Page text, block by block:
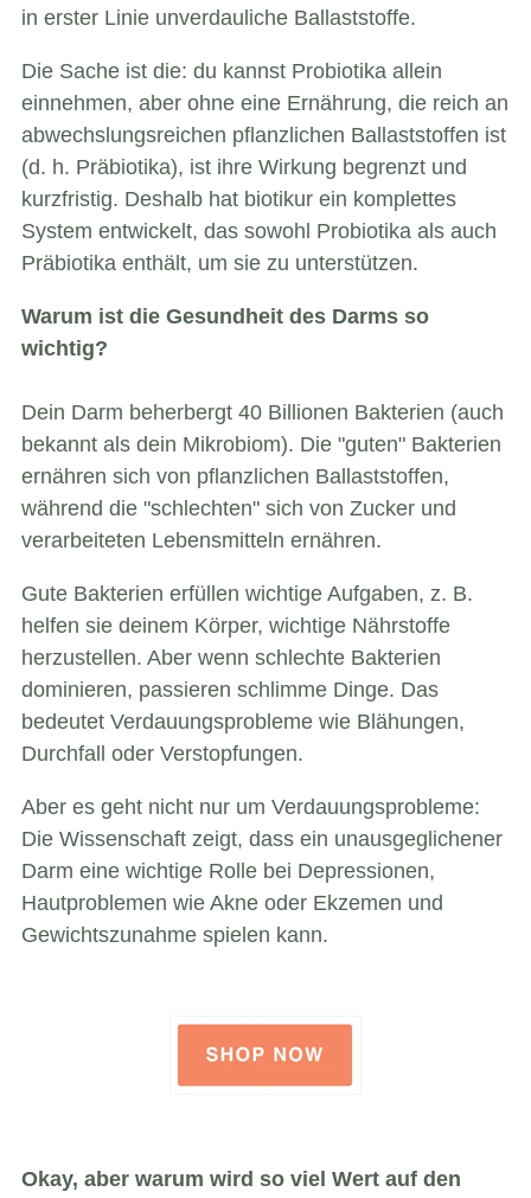
in erster Linie unverdauliche Ballaststoffe.
Die Sache ist die: du kannst Probiotika allein
einnehmen, aber ohne eine Ernährung, die reich an
abwechslungsreichen pflanzlichen Ballaststoffen ist
(d. h. Präbiotika), ist ihre Wirkung begrenzt und
kurzfristig. Deshalb hat biotikur ein komplettes
System entwickelt, das sowohl Probiotika als auch
Präbiotika enthält, um sie zu unterstützen.
Warum ist die Gesundheit des Darms so
wichtig?
Dein Darm beherbergt 40 Billionen Bakterien (auch
bekannt als dein Mikrobiom). Die "guten" Bakterien
ernähren sich von pflanzlichen Ballaststoffen,
während die "schlechten" sich von Zucker und
verarbeiteten Lebensmitteln ernähren.
Gute Bakterien erfüllen wichtige Aufgaben, z. B.
helfen sie deinem Körper, wichtige Nährstoffe
herzustellen. Aber wenn schlechte Bakterien
dominieren, passieren schlimme Dinge. Das
bedeutet Verdauungsprobleme wie Blähungen,
Durchfall oder Verstopfungen.
Aber es geht nicht nur um Verdauungsprobleme:
Die Wissenschaft zeigt, dass ein unausgeglichener
Darm eine wichtige Rolle bei Depressionen,
Hautproblemen wie Akne oder Ekzemen und
Gewichtszunahme spielen kann.
Okay, aber warum wird so viel Wert auf den